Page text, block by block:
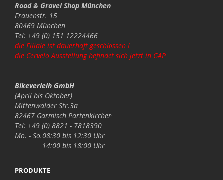
Road & Gravel Shop München
Frauenstr. 15
80469 München
Tel: +49 (0) 151 12224466
die Filiale ist dauerhaft geschlossen !
die Cervelo Ausstellung befindet sich jetzt in GAP
Bikeverleih GmbH
(April bis Oktober)
Mittenwalder Str.3a
82467 Garmisch Partenkirchen
Tel: +49 (0) 8821 - 7818390
Mo. - So.08:30 bis 12:30 Uhr
14:00 bis 18:00 Uhr
PRODUKTE